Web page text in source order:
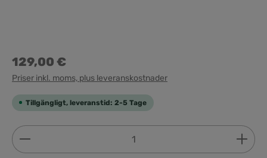
129,00 €
Priser inkl. moms, plus leveranskostnader
Tillgängligt, leveranstid: 2-5 Tage
Produktkvantitet: Ange önskat belopp eller